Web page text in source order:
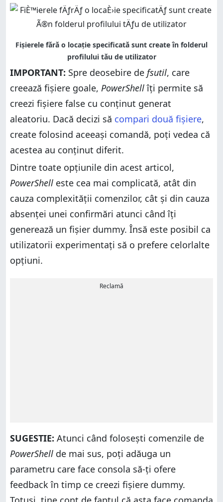
IMPORTANT: Spre deosebire de fsutil, care
creează fișiere goale, PowerShellîți permite să
creezi fișiere false cu conținut generat
aleatoriu. Dacă decizi să compari două fișiere,
create folosind aceeași comandă, poți vedea că
acestea au conținut diferit.
Dintre toate opțiunile din acest articol,
PowerShell este cea mai complicată, atât din
cauza complexității comenzilor, cât și din cauza
absenței unei confirmări atunci când îți
generează un fișier dummy. Însă este posibil ca
utilizatorii experimentați să o prefere celorlalte
opțiuni.
Reclamă
SUGESTIE: Atunci când folosești comenzile de
PowerShell de mai sus, poți adăuga un
parametru care face consola să-ți ofere
feedback în timp ce creezi fișiere dummy.